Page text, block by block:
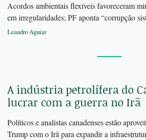
Acordos ambientais flexíveis favoreceram
em irregularidades; PF aponta “corrupção
Leandro Aguiar
A indústria petrolífera do
lucrar com a guerra no Irã
Políticos e analistas canadenses estão
Trump com o Irã para expandir a